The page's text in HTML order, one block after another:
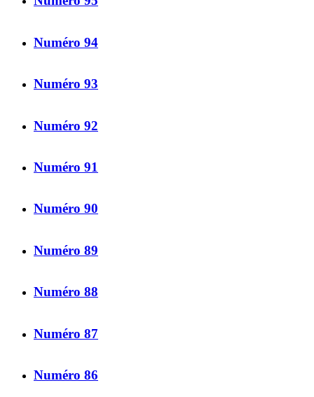
Numéro 94
Numéro 93
Numéro 92
Numéro 91
Numéro 90
Numéro 89
Numéro 88
Numéro 87
Numéro 86